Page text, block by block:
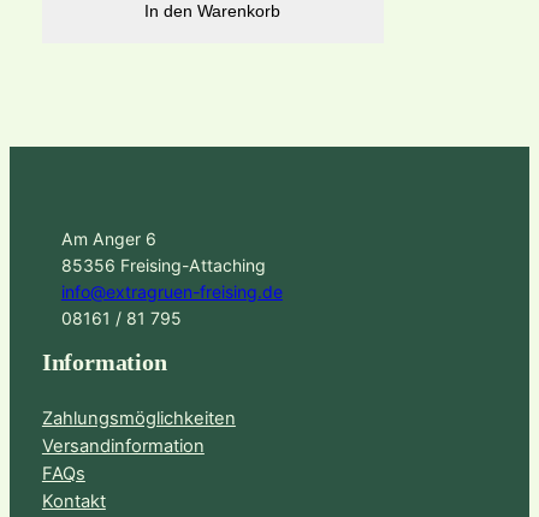
In den Warenkorb
Am Anger 6
85356 Freising-Attaching
info@extragruen-freising.de
08161 / 81 795
Information
Zahlungsmöglichkeiten
Versandinformation
FAQs
Kontakt